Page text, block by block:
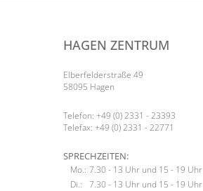
HAGEN ZENTRUM
Elberfelderstraße 49
58095 Hagen
Telefon: +49 (0) 2331 - 23393
Telefax: +49 (0) 2331 - 22771
SPRECHZEITEN:
Mo.: 7.30 - 13 Uhr und 15 - 19 Uhr
Di.:
7.30 - 13 Uhr und 15 - 19 Uhr